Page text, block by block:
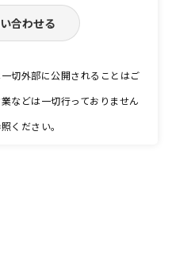
合わせる
切外部に公開されることはご
などは一切行っておりません
ください。